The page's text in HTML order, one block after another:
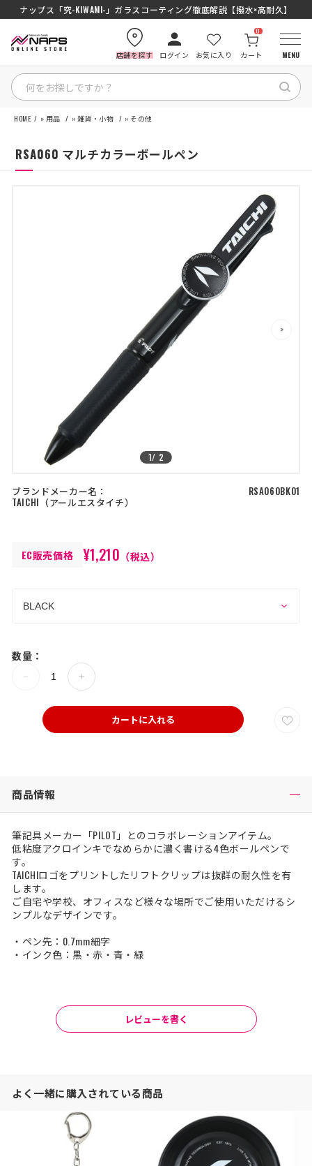
ナップス「究-KIWAMI-」ガラスコーティング徹底解説【撥水×高耐久】
店舗を探す ログイン お気に入り カート
0
MENU
店舗を探す
特定商取引法に基づく表記
プライバシーポリシー
カスタマーハラスメントに対する方
HOME » 用品 » 雑貨・小物 » その他
RSA060 マルチカラーボールペン
1/ 2
>
ブランドメーカー名：
TAICHI
アールエスタイチ
RSA060BK01
EC販売価格 ¥1,210 （税込）
数量：
カートに入れる
商品情報
筆記具メーカー「PILOT」とのコラボレーションアイテム。
低粘度アクロインキでなめらかに濃く書ける4色ボールペンで
す。
TAICHIロゴをプリントしたリフトクリップは抜群の耐久性を有
します。
ご自宅や学校、オフィスなど様々な場所でご使用いただけるシ
ンプルなデザインです。
・ペン先：0.7mm細字
・インク色：黒・赤・青・緑
レビューを書く
よく一緒に購入されている商品